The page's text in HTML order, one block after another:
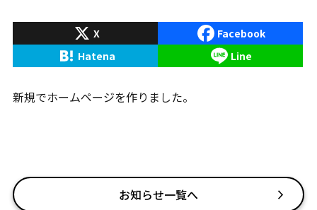
X
Facebook
Hatena
Line
新規でホームページを作りました。
お知らせ一覧へ